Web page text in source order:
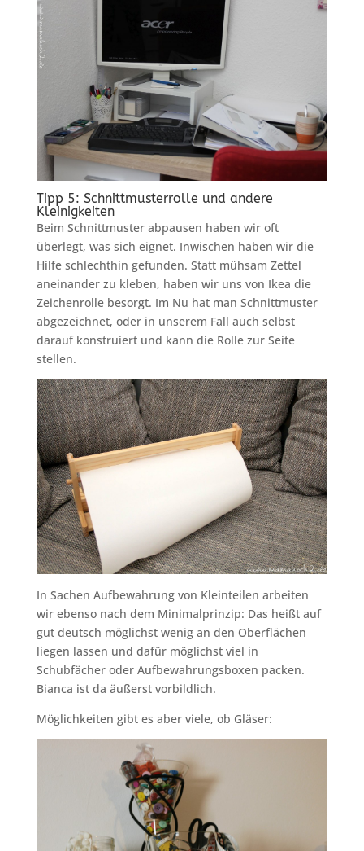
Tipp 5: Schnittmusterrolle und andere
Kleinigkeiten
Beim Schnittmuster abpausen haben wir oft
überlegt, was sich eignet. Inwischen haben wir die
Hilfe schlechthin gefunden. Statt mühsam Zettel
aneinander zu kleben, haben wir uns von Ikea die
Zeichenrolle besorgt. Im Nu hat man Schnittmuster
abgezeichnet, oder in unserem Fall auch selbst
darauf konstruiert und kann die Rolle zur Seite
stellen.
In Sachen Aufbewahrung von Kleinteilen arbeiten
wir ebenso nach dem Minimalprinzip: Das heißt auf
gut deutsch möglichst wenig an den Oberflächen
liegen lassen und dafür möglichst viel in
Schubfächer oder Aufbewahrungsboxen packen.
Bianca ist da äußerst vorbildlich.
Möglichkeiten gibt es aber viele, ob Gläser: